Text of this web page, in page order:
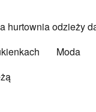
hurtownia odzieży
Moda